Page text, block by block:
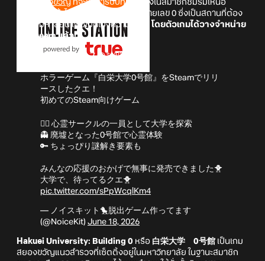
อินดี้สยองขวัญ ที่จะให้เรารับบทเป็นหนึ่งในสมาชิกชมรมเหนือ
ธรรมชาติ เข้าไปสำรวจอาคารเรียนหมายเลข 0 ซึ่งเป็นสถานที่ต้อง
ห้ามในมหาลัยนี้ เพื่อเปิดโปงความจริง... โดยตัวเกมได้วางจำหน่าย
บน Steam แล้ว!
✨新作リリースのお知らせ🐤
ホラーゲーム『白栄大学0号館』をSteamでリリ
ースしたクエ！
初めてのSteam向けゲーム
🏃‍♂️ 心霊サークルの一員として大学を探索
👻 廃墟となった0号館で心霊体験
🔑 ちょっぴり謎解き要素も
みんなの応援のおかげで無事に発売できました🐥
大学で、待ってるクエ🐥
pic.twitter.com/sPpWcqlKm4
— ノイスキット🐤脱出ゲーム作ってます
(@NoiceKit) June 18, 2026
Hakuei University: Building 0 หรือ 白栄大学 0号館 เป็นเกม
สยองขวัญแนวสำรวจที่เซ็ตติ้งอยู่ในมหาวิทยาลัย ในฐานะสมาชิก